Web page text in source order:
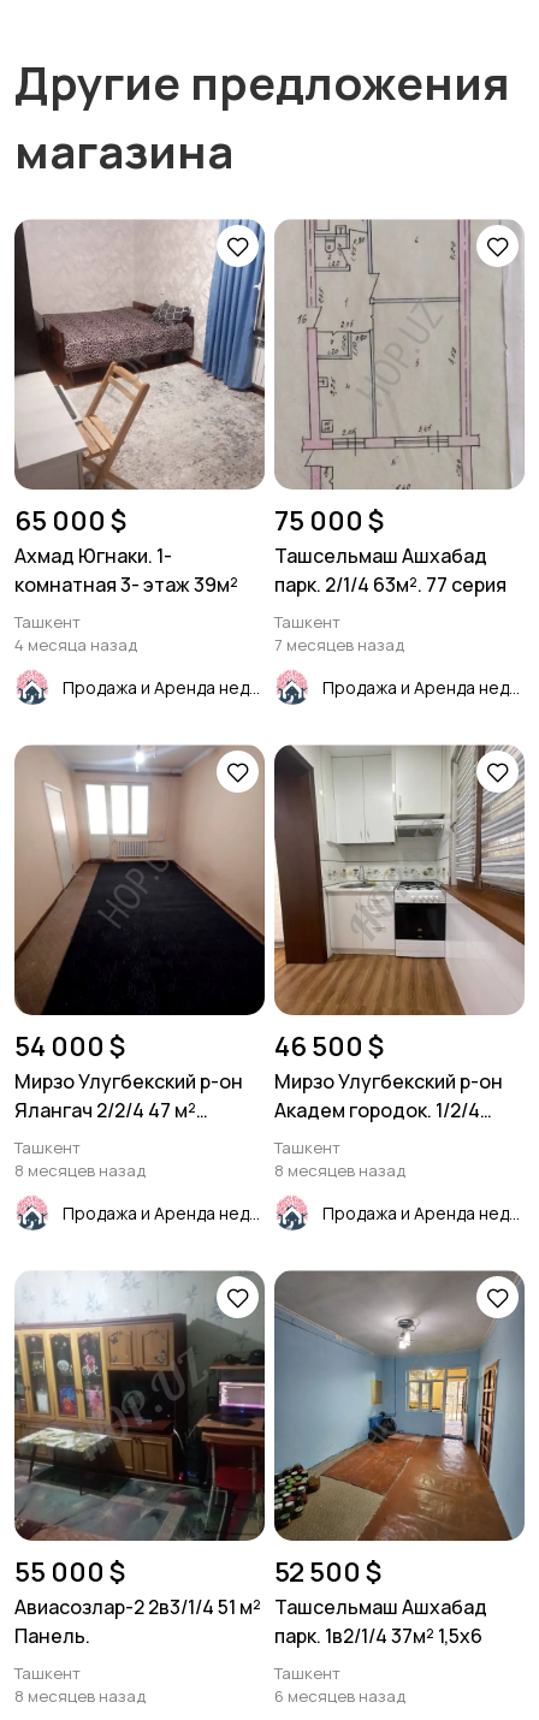
Другие предложения
магазина
65 000 $
Ахмад Югнаки. 1-
комнатная 3- этаж 39м²
Ташкент
4 месяца назад
75 000 $
Ташсельмаш Ашхабад
парк. 2/1/4 63м². 77 серия
Ташкент
7 месяцев назад
54 000 $
Мирзо Улугбекский р-он
Ялангач 2/2/4 47 м²
Панель.
Ташкент
8 месяцев назад
46 500 $
Мирзо Улугбекский р-он
Академ городок. 1/2/4
28м²
Ташкент
8 месяцев назад
55 000 $
Авиасозлар-2 2в3/1/4 51 м²
Панель.
Ташкент
8 месяцев назад
52 500 $
Ташсельмаш Ашхабад
парк. 1в2/1/4 37м² 1,5х6
Ташкент
6 месяцев назад